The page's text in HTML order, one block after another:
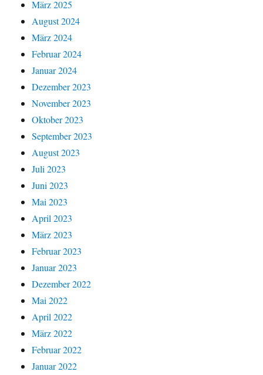
März 2025
August 2024
März 2024
Februar 2024
Januar 2024
Dezember 2023
November 2023
Oktober 2023
September 2023
August 2023
Juli 2023
Juni 2023
Mai 2023
April 2023
März 2023
Februar 2023
Januar 2023
Dezember 2022
Mai 2022
April 2022
März 2022
Februar 2022
Januar 2022